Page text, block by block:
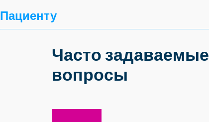
Пациенту
Часто задаваемые
вопросы